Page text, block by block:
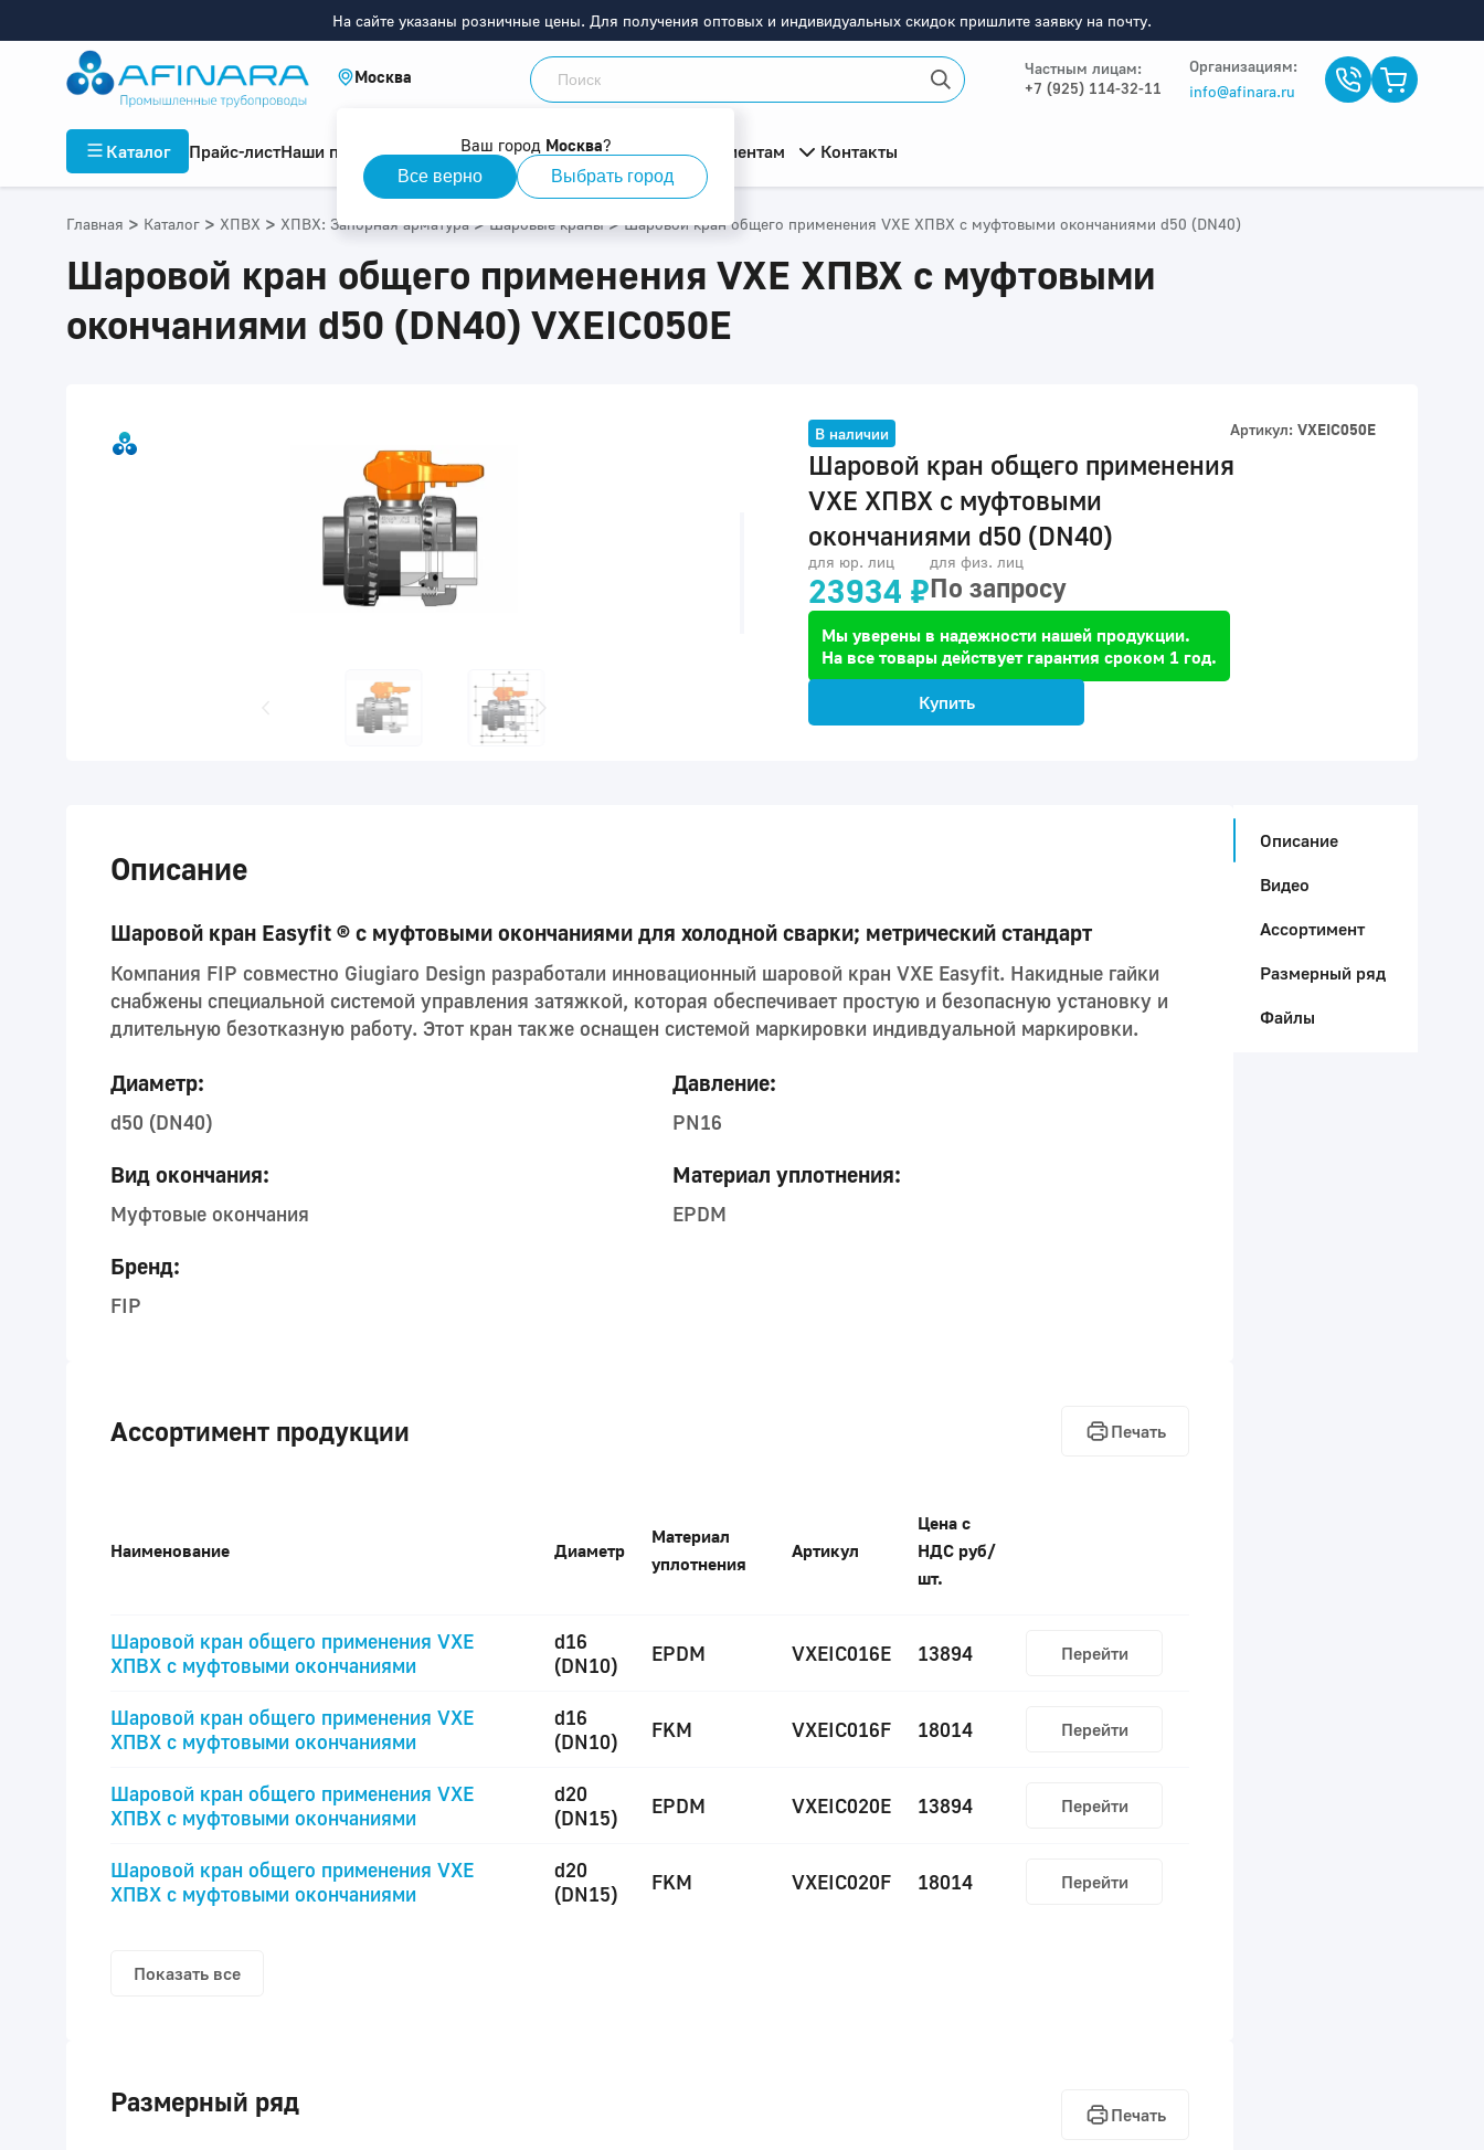
На сайте указаны розничные цены. Для получения оптовых и индивидуальных скидок пришлите заявку на почту.
Москва
Ваш город Москва?
Все верно Выбрать город
Частным лицам:
+7 (925) 114-32-11
Организациям:
info@afinara.ru
Каталог Прайс-листНаши проекты Информация О компании Клиентам Контакты
Главная > Каталог > ХПВХ > ХПВХ: Запорная арматура > Шаровые краны > Шаровой кран общего применения VXE ХПВХ с муфтовыми окончаниями d50 (DN40)
Шаровой кран общего применения VXE ХПВХ с муфтовыми
окончаниями d50 (DN40) VXEIC050E
В наличии Артикул: VXEIC050E
Шаровой кран общего применения
VXE ХПВХ с муфтовыми
окончаниями d50 (DN40)
для юр. лиц
23934 ₽
для физ. лиц
По запросу
Мы уверены в надежности нашей продукции.
На все товары действует гарантия сроком 1 год.
Купить
Описание
Шаровой кран Easyfit ® с муфтовыми окончаниями для холодной сварки; метрический стандарт
Компания FIP совместно Giugiaro Design разработали инновационный шаровой кран VXE Easyfit. Накидные гайки
снабжены специальной системой управления затяжкой, которая обеспечивает простую и безопасную установку и
длительную безотказную работу. Этот кран также оснащен системой маркировки индивдуальной маркировки.
Диаметр:
d50 (DN40)
Давление:
PN16
Вид окончания:
Муфтовые окончания
Материал уплотнения:
EPDM
Бренд:
FIP
Ассортимент продукции Печать
Наименование Диаметр
Материал
уплотнения
Артикул
Цена с
НДС руб/
шт.
Шаровой кран общего применения VXE
ХПВХ с муфтовыми окончаниями
d16
(DN10)
EPDM VXEIC016E 13894 Перейти
Шаровой кран общего применения VXE
ХПВХ с муфтовыми окончаниями
d16
(DN10)
FKM VXEIC016F 18014 Перейти
Шаровой кран общего применения VXE
ХПВХ с муфтовыми окончаниями
d20
(DN15)
EPDM VXEIC020E 13894 Перейти
Шаровой кран общего применения VXE
ХПВХ с муфтовыми окончаниями
d20
(DN15)
FKM VXEIC020F 18014 Перейти
Показать все
Размерный ряд Печать
Описание
Видео
Ассортимент
Размерный ряд
Файлы